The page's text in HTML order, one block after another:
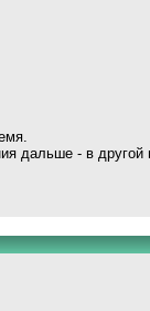
дальше - в другой